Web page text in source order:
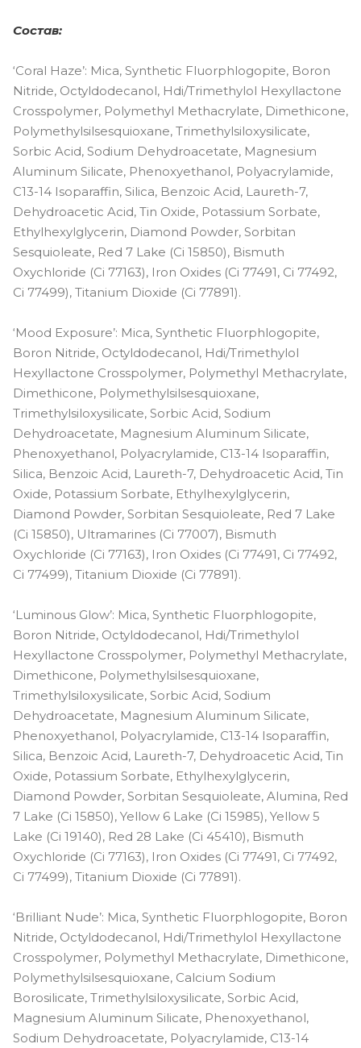
Состав:
‘Coral Haze’: Mica, Synthetic Fluorphlogopite, Boron
Nitride, Octyldodecanol, Hdi/Trimethylol Hexyllactone
Crosspolymer, Polymethyl Methacrylate, Dimethicone,
Polymethylsilsesquioxane, Trimethylsiloxysilicate,
Sorbic Acid, Sodium Dehydroacetate, Magnesium
Aluminum Silicate, Phenoxyethanol, Polyacrylamide,
C13-14 Isoparaffin, Silica, Benzoic Acid, Laureth-7,
Dehydroacetic Acid, Tin Oxide, Potassium Sorbate,
Ethylhexylglycerin, Diamond Powder, Sorbitan
Sesquioleate, Red 7 Lake (Ci 15850), Bismuth
Oxychloride (Ci 77163), Iron Oxides (Ci 77491, Ci 77492,
Ci 77499), Titanium Dioxide (Ci 77891).
‘Mood Exposure’: Mica, Synthetic Fluorphlogopite,
Boron Nitride, Octyldodecanol, Hdi/Trimethylol
Hexyllactone Crosspolymer, Polymethyl Methacrylate,
Dimethicone, Polymethylsilsesquioxane,
Trimethylsiloxysilicate, Sorbic Acid, Sodium
Dehydroacetate, Magnesium Aluminum Silicate,
Phenoxyethanol, Polyacrylamide, C13-14 Isoparaffin,
Silica, Benzoic Acid, Laureth-7, Dehydroacetic Acid, Tin
Oxide, Potassium Sorbate, Ethylhexylglycerin,
Diamond Powder, Sorbitan Sesquioleate, Red 7 Lake
(Ci 15850), Ultramarines (Ci 77007), Bismuth
Oxychloride (Ci 77163), Iron Oxides (Ci 77491, Ci 77492,
Ci 77499), Titanium Dioxide (Ci 77891).
‘Luminous Glow’: Mica, Synthetic Fluorphlogopite,
Boron Nitride, Octyldodecanol, Hdi/Trimethylol
Hexyllactone Crosspolymer, Polymethyl Methacrylate,
Dimethicone, Polymethylsilsesquioxane,
Trimethylsiloxysilicate, Sorbic Acid, Sodium
Dehydroacetate, Magnesium Aluminum Silicate,
Phenoxyethanol, Polyacrylamide, C13-14 Isoparaffin,
Silica, Benzoic Acid, Laureth-7, Dehydroacetic Acid, Tin
Oxide, Potassium Sorbate, Ethylhexylglycerin,
Diamond Powder, Sorbitan Sesquioleate, Alumina, Red
7 Lake (Ci 15850), Yellow 6 Lake (Ci 15985), Yellow 5
Lake (Ci 19140), Red 28 Lake (Ci 45410), Bismuth
Oxychloride (Ci 77163), Iron Oxides (Ci 77491, Ci 77492,
Ci 77499), Titanium Dioxide (Ci 77891).
‘Brilliant Nude’: Mica, Synthetic Fluorphlogopite, Boron
Nitride, Octyldodecanol, Hdi/Trimethylol Hexyllactone
Crosspolymer, Polymethyl Methacrylate, Dimethicone,
Polymethylsilsesquioxane, Calcium Sodium
Borosilicate, Trimethylsiloxysilicate, Sorbic Acid,
Magnesium Aluminum Silicate, Phenoxyethanol,
Sodium Dehydroacetate, Polyacrylamide, C13-14